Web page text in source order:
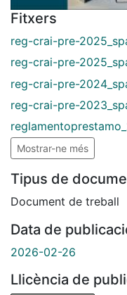
Fitxers
reg-crai-pre-
reg-crai-pre-
reg-crai-pre-
reg-crai-pre-
Mostrar-ne més
Tipus de
Document de treball
Data de
2026-02-26
Llicència de